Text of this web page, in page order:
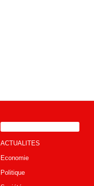
ACTUALITES
Economie
Politique